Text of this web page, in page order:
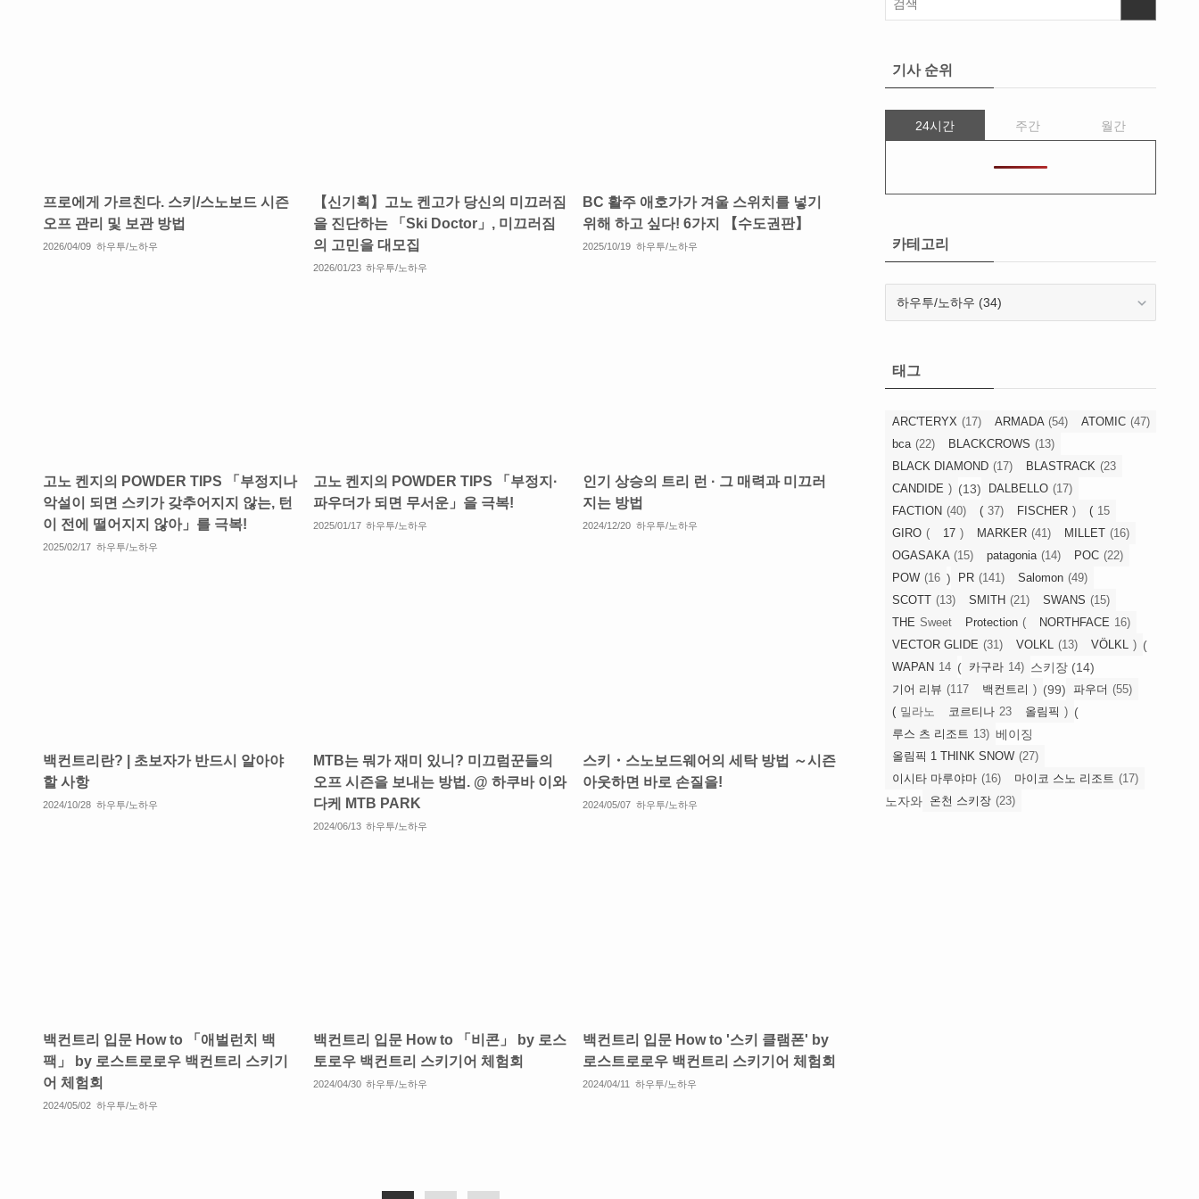
프로에게 가르친다. 스키/스노보드 시즌
오프 관리 및 보관 방법
2026/04/09 하우투/노하우
【신기획】고노 켄고가 당신의 미끄러짐
을 진단하는 「Ski Doctor」, 미끄러짐
의 고민을 대모집
2026/01/23 하우투/노하우
BC 활주 애호가가 겨울 스위치를 넣기
위해 하고 싶다! 6가지 【수도권판】
2025/10/19 하우투/노하우
고노 켄지의 POWDER TIPS 「부정지나
악설이 되면 스키가 갖추어지지 않는, 턴
이 전에 떨어지지 않아」를 극복!
2025/02/17 하우투/노하우
고노 켄지의 POWDER TIPS 「부정지·
파우더가 되면 무서운」을 극복!
2025/01/17 하우투/노하우
인기 상승의 트리 런 · 그 매력과 미끄러
지는 방법
2024/12/20 하우투/노하우
백컨트리란? | 초보자가 반드시 알아야
할 사항
2024/10/28 하우투/노하우
MTB는 뭐가 재미 있니? 미끄럼꾼들의
오프 시즌을 보내는 방법. @ 하쿠바 이와
다케 MTB PARK
2024/06/13 하우투/노하우
스키・스노보드웨어의 세탁 방법 ～시즌
아웃하면 바로 손질을!
2024/05/07 하우투/노하우
백컨트리 입문 How to 「애벌런치 백
팩」 by 로스트로로우 백컨트리 스키기
어 체험회
2024/05/02 하우투/노하우
백컨트리 입문 How to 「비콘」 by 로스
토로우 백컨트리 스키기어 체험회
2024/04/30 하우투/노하우
백컨트리 입문 How to '스키 클램폰' by
로스트로로우 백컨트리 스키기어 체험회
2024/04/11 하우투/노하우
기사 순위
24시간 주간 월간
카테고리
태그
ARC'TERYX (17) ARMADA (54) ATOMIC (47)
bca (22) BLACKCROWS (13)
BLACK DIAMOND (17) BLASTRACK (23
CANDIDE ) (13) DALBELLO (17)
FACTION (40) ( 37) FISCHER ) ( 15
GIRO ( 17 ) MARKER (41) MILLET (16)
OGASAKA (15) patagonia (14) POC (22)
POW (16 ) PR (141) Salomon (49)
SCOTT (13) SMITH (21) SWANS (15)
THE Sweet Protection ( NORTHFACE 16)
VECTOR GLIDE (31) VOLKL (13) VÖLKL ) (
WAPAN 14 ( 카구라 14) 스키장 (14)
기어 리뷰 (117 백컨트리 ) (99) 파우더 (55)
( 밀라노 코르티나 23 올림픽 ) (
루스 츠 리조트 13) 베이징
올림픽 1 THINK SNOW (27)
이시타 마루야마 (16) 마이코 스노 리조트 (17)
노자와 온천 스키장 (23)